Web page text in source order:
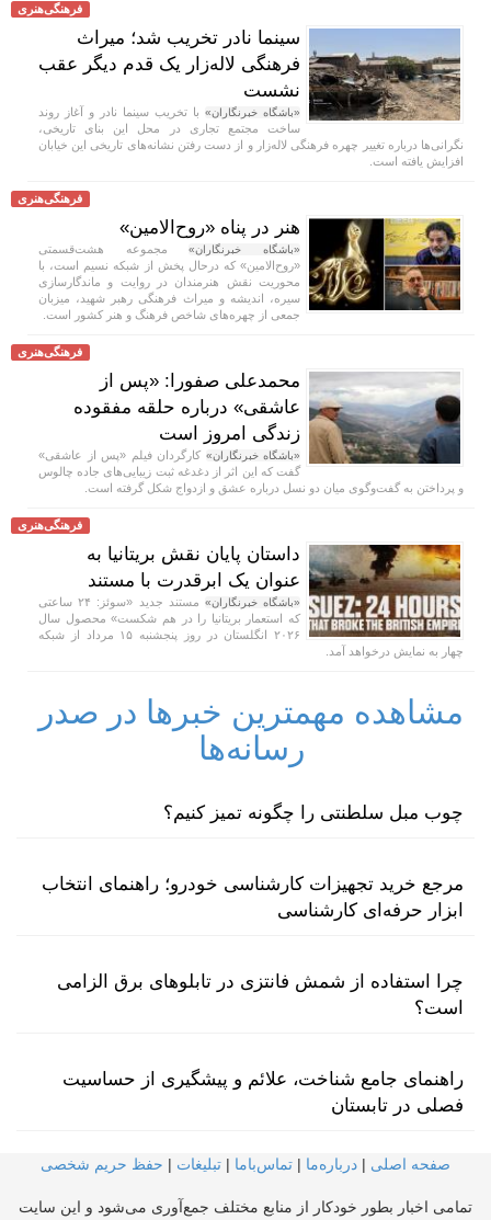
فرهنگی‌هنری
سینما نادر تخریب شد؛ میراث
فرهنگی لاله‌زار یک قدم دیگر عقب
نشست
«باشگاه خبرنگاران» با تخریب سینما نادر و آغاز روند
ساخت مجتمع تجاری در محل این بنای تاریخی،
نگرانی‌ها درباره تغییر چهره فرهنگی لاله‌زار و از دست رفتن نشانه‌های تاریخی این خیابان
افزایش یافته است.
فرهنگی‌هنری
هنر در پناه «روح‌الامین»
«باشگاه خبرنگاران»مجموعه هشت‌قسمتی
«روح‌الامین» که درحال پخش از شبکه نسیم است، با
محوریت نقش هنرمندان در روایت و ماندگارسازی
سیره، اندیشه و میراث فرهنگی رهبر شهید، میزبان
جمعی از چهره‌های شاخص فرهنگ و هنر کشور است.
فرهنگی‌هنری
محمدعلی صفورا: «پس از
عاشقی» درباره حلقه مفقوده
زندگی امروز است
«باشگاه خبرنگاران» کارگردان فیلم «پس از عاشقی»
گفت که این اثر از دغدغه ثبت زیبایی‌های جاده چالوس
و پرداختن به گفت‌وگوی میان دو نسل درباره عشق و ازدواج شکل گرفته است.
فرهنگی‌هنری
داستان پایان نقش بریتانیا به
عنوان یک ابرقدرت با مستند
«باشگاه خبرنگاران»
مستند جدید «سوئز: ۲۴ ساعتی
که استعمار بریتانیا را در هم شکست» محصول سال
۲۰۲۶ انگلستان در روز پنجشنبه ۱۵ مرداد از شبکه
چهار به نمایش درخواهد آمد.
مشاهده مهمترین خبرها در صدر
رسانه‌ها
چوب مبل سلطنتی را چگونه تمیز کنیم؟
مرجع خرید تجهیزات کارشناسی خودرو؛ راهنمای انتخاب
ابزار حرفه‌ای کارشناسی
چرا استفاده از شمش فانتزی در تابلوهای برق الزامی
است؟
راهنمای جامع شناخت، علائم و پیشگیری از حساسیت
فصلی در تابستان
صفحه اصلی | درباره‌ما | تماس‌با‌ما | تبلیغات | حفظ حریم شخصی
تمامی اخبار بطور خودکار از منابع مختلف جمع‌آوری می‌شود و این سایت